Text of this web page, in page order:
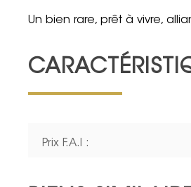
Un bien rare, prêt à vivre,
Prix F.A.I :